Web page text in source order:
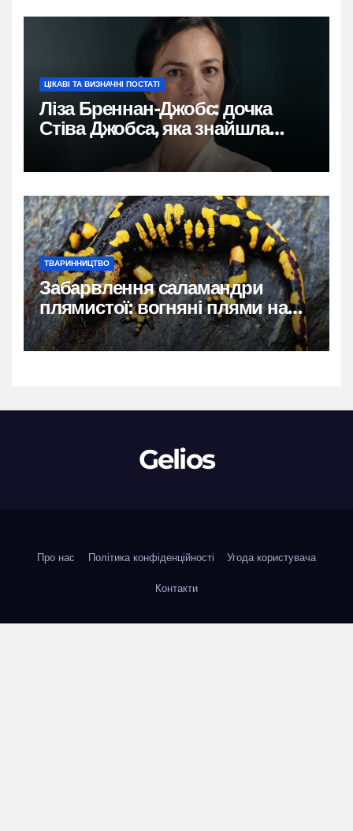
ЦІКАВІ ТА ВИЗНАЧНІ ПОСТАТІ
Ліза Бреннан-Джобс: дочка
Стіва Джобса, яка знайшла
власний голос
ТВАРИННИЦТВО
Забарвлення саламандри
плямистої: вогняні плями на
чорному тлі
Gelios
Про нас Політика конфіденційності Угода користувача
Контакти